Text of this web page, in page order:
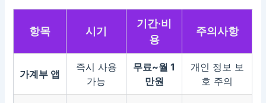
항목 시기
기간·비
용
주의사항
가계부 앱
즉시 사용
가능
무료~월 1
만원
개인 정보 보
호 주의